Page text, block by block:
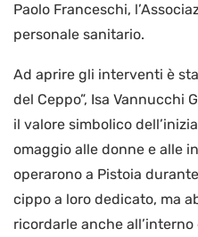
Paolo Franceschi,
personale sanitario.
Ad aprire gli interventi è
del Ceppo”, Isa Vannucchi
il valore simbolico
omaggio alle donne e alle
operarono a Pistoia
cippo a loro dedicato, ma
ricordarle anche all’interno